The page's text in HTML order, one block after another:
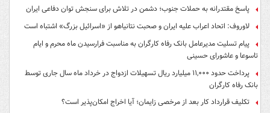
پاسخ مقتدرانه به حملات جنوب؛ دشمن در تلاش برای سنجش توان دفاعی ایران
لاوروف: اتحاد اعراب علیه ایران و صحبت نتانیاهو از «اسرائیل بزرگ» اشتباه است
پیام تسلیت مدیرعامل بانک رفاه کارگران به مناسبت فرارسیدن ماه محرم و ایام
تاسوعا و عاشورای حسینی
پرداخت حدود ۱۱,۰۰۰ میلیارد ریال تسهیلات ازدواج در خرداد ماه سال جاری توسط
بانک رفاه کارگران
تکلیف قرارداد کار بعد از مرخصی زایمان؛ آیا اخراج امکان‌پذیر است؟